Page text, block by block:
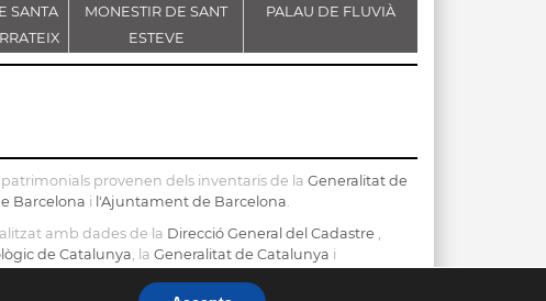
SANTA
MONESTIR DE SANT
ESTEVE
PALAU DE FLUVIÀ
provenen dels inventaris de la Generalitat de
Barcelona i l'Ajuntament de Barcelona.
amb dades de la Direcció General del Cadastre ,
de Catalunya, la Generalitat de Catalunya i